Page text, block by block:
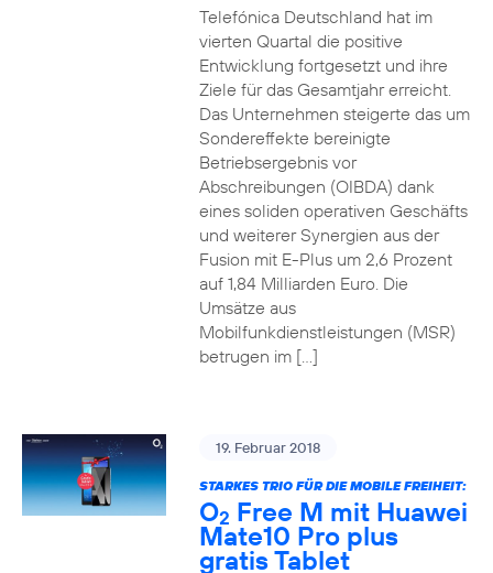
Telefónica Deutschland hat im
vierten Quartal die positive
Entwicklung fortgesetzt und ihre
Ziele für das Gesamtjahr erreicht.
Das Unternehmen steigerte das um
Sondereffekte bereinigte
Betriebsergebnis vor
Abschreibungen (OIBDA) dank
eines soliden operativen Geschäfts
und weiterer Synergien aus der
Fusion mit E-Plus um 2,6 Prozent
auf 1,84 Milliarden Euro. Die
Umsätze aus
Mobilfunkdienstleistungen (MSR)
betrugen im […]
19. Februar 2018
STARKES TRIO FÜR DIE MOBILE FREIHEIT:
O2 Free M mit Huawei
Mate10 Pro plus
gratis Tablet